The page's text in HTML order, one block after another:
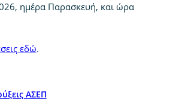
ημέρα Παρασκευή, και ώρα
εδώ.
ΑΣΕΠ